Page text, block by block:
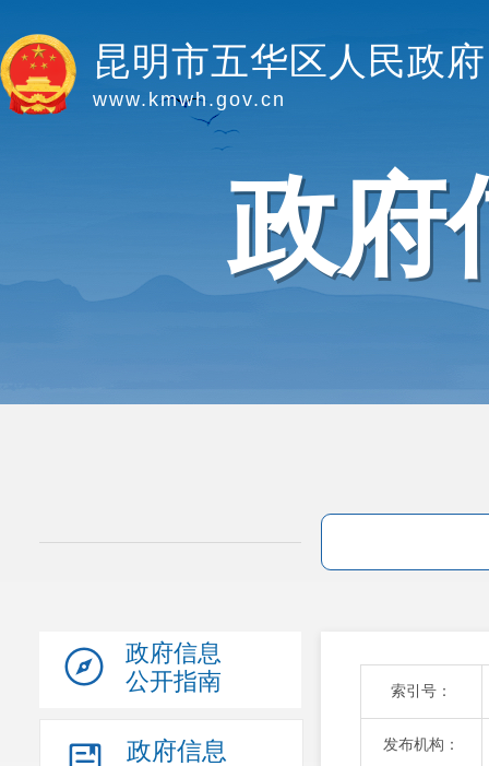
昆明市五华区人民政府
www.kmwh.gov.cn
政府
政府信息
公开指南
政府信息
索引号：
发布机构：